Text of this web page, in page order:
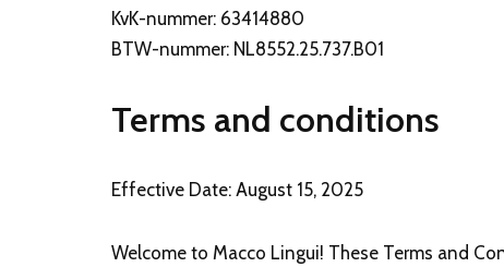
KvK-nummer: 63414880
BTW-nummer: NL8552.25.737.B01
Terms and conditions
Effective Date: August 15, 2025
Welcome to Macco Lingui! These Terms and